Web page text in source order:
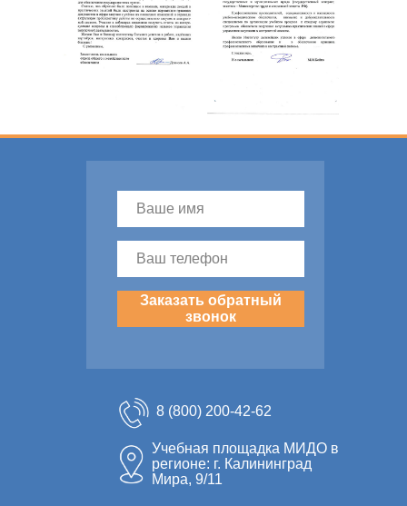
8 (800) 200-42-62
Учебная площадка МИДО в
регионе: г. Калининград
Мира, 9/11
Заказать обратный
звонок